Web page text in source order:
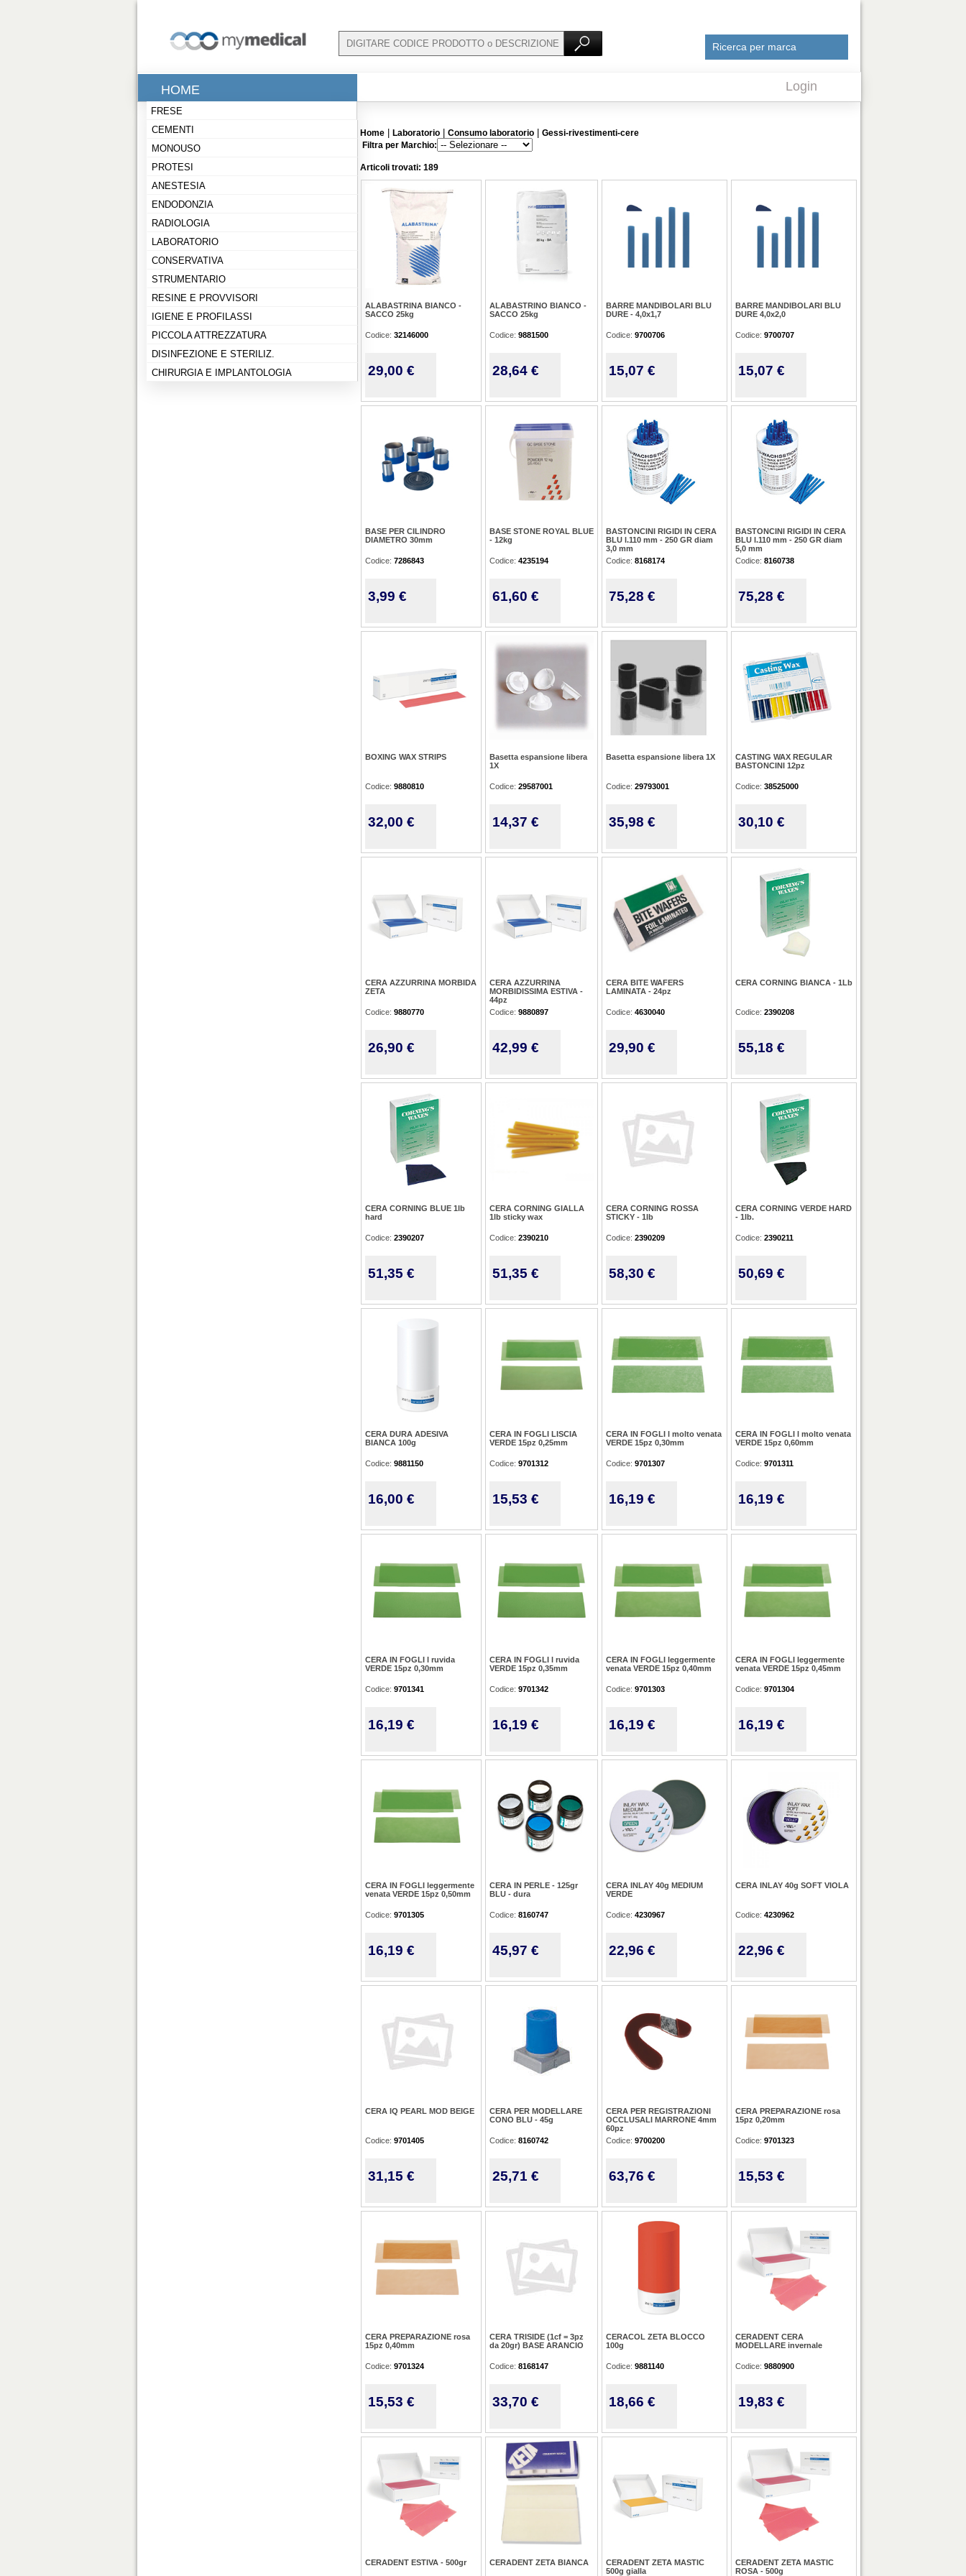
Ricerca per marca
HOME
FRESE
CEMENTI
MONOUSO
PROTESI
ANESTESIA
ENDODONZIA
RADIOLOGIA
LABORATORIO
CONSERVATIVA
STRUMENTARIO
RESINE E PROVVISORI
IGIENE E PROFILASSI
PICCOLA ATTREZZATURA
DISINFEZIONE E STERILIZ.
CHIRURGIA E IMPLANTOLOGIA
Login
Home Laboratorio Consumo laboratorio
Gessi-rivestimenti-cere
Filtra per Marchio:
Articoli trovati: 189
ALABASTRINA BIANCO -
SACCO 25kg
Codice: 32146000
29,00 €
ALABASTRINO BIANCO -
SACCO 25kg
Codice: 9881500
28,64 €
BARRE MANDIBOLARI BLU
DURE - 4,0x1,7
Codice: 9700706
15,07 €
BARRE MANDIBOLARI BLU
DURE 4,0x2,0
Codice: 9700707
15,07 €
BASE PER CILINDRO
DIAMETRO 30mm
Codice: 7286843
3,99 €
BASE STONE ROYAL BLUE
- 12kg
Codice: 4235194
61,60 €
BASTONCINI RIGIDI IN CERA
BLU l.110 mm - 250 GR diam
3,0 mm
Codice: 8168174
75,28 €
BASTONCINI RIGIDI IN CERA
BLU l.110 mm - 250 GR diam
5,0 mm
Codice: 8160738
75,28 €
BOXING WAX STRIPS
Codice: 9880810
32,00 €
Basetta espansione libera
1X
Codice: 29587001
14,37 €
Basetta espansione libera 1X
Codice: 29793001
35,98 €
CASTING WAX REGULAR
BASTONCINI 12pz
Codice: 38525000
30,10 €
CERA AZZURRINA MORBIDA
ZETA
Codice: 9880770
26,90 €
CERA AZZURRINA
MORBIDISSIMA ESTIVA -
44pz
Codice: 9880897
42,99 €
CERA BITE WAFERS
LAMINATA - 24pz
Codice: 4630040
29,90 €
CERA CORNING BIANCA - 1Lb
Codice: 2390208
55,18 €
CERA CORNING BLUE 1lb
hard
Codice: 2390207
51,35 €
CERA CORNING GIALLA
1lb sticky wax
Codice: 2390210
51,35 €
CERA CORNING ROSSA
STICKY - 1lb
Codice: 2390209
58,30 €
CERA CORNING VERDE HARD
- 1lb.
Codice: 2390211
50,69 €
CERA DURA ADESIVA
BIANCA 100g
Codice: 9881150
16,00 €
CERA IN FOGLI LISCIA
VERDE 15pz 0,25mm
Codice: 9701312
15,53 €
CERA IN FOGLI l molto venata
VERDE 15pz 0,30mm
Codice: 9701307
16,19 €
CERA IN FOGLI l molto venata
VERDE 15pz 0,60mm
Codice: 9701311
16,19 €
CERA IN FOGLI l ruvida
VERDE 15pz 0,30mm
Codice: 9701341
16,19 €
CERA IN FOGLI l ruvida
VERDE 15pz 0,35mm
Codice: 9701342
16,19 €
CERA IN FOGLI leggermente
venata VERDE 15pz 0,40mm
Codice: 9701303
16,19 €
CERA IN FOGLI leggermente
venata VERDE 15pz 0,45mm
Codice: 9701304
16,19 €
CERA IN FOGLI leggermente
venata VERDE 15pz 0,50mm
Codice: 9701305
16,19 €
CERA IN PERLE - 125gr
BLU - dura
Codice: 8160747
45,97 €
CERA INLAY 40g MEDIUM
VERDE
Codice: 4230967
22,96 €
CERA INLAY 40g SOFT VIOLA
Codice: 4230962
22,96 €
CERA IQ PEARL MOD BEIGE
Codice: 9701405
31,15 €
CERA PER MODELLARE
CONO BLU - 45g
Codice: 8160742
25,71 €
CERA PER REGISTRAZIONI
OCCLUSALI MARRONE 4mm
60pz
Codice: 9700200
63,76 €
CERA PREPARAZIONE rosa
15pz 0,20mm
Codice: 9701323
15,53 €
CERA PREPARAZIONE rosa
15pz 0,40mm
Codice: 9701324
15,53 €
CERA TRISIDE (1cf = 3pz
da 20gr) BASE ARANCIO
Codice: 8168147
33,70 €
CERACOL ZETA BLOCCO
100g
Codice: 9881140
18,66 €
CERADENT CERA
MODELLARE invernale
Codice: 9880900
19,83 €
CERADENT ESTIVA - 500gr CERADENT ZETA BIANCA
CERADENT ZETA MASTIC
500g gialla
CERADENT ZETA MASTIC
ROSA - 500g